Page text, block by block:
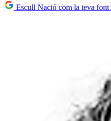
Escull Nació com la teva